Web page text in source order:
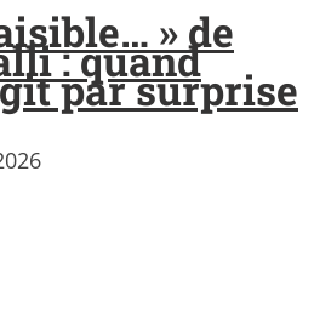
» de
: quand
par surprise